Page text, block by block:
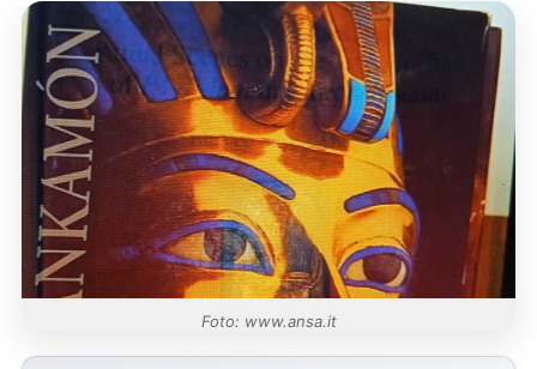
Foto: www.ansa.it